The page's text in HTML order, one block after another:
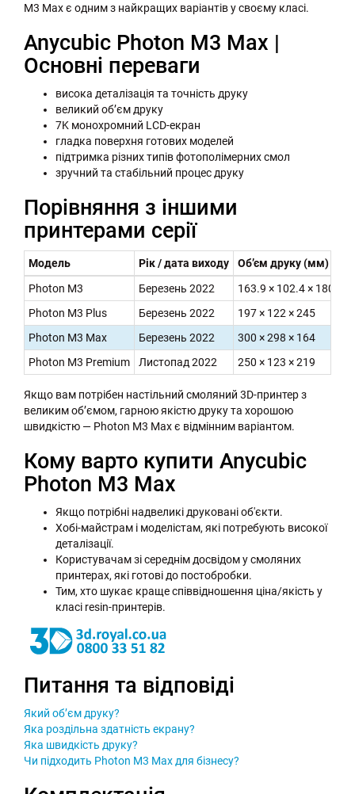
M3 Max є одним з найкращих варіантів у своєму класі.
Anycubic Photon M3 Max |
Основні переваги
висока деталізація та точність друку
великий об’єм друку
7K монохромний LCD-екран
гладка поверхня готових моделей
підтримка різних типів фотополімерних смол
зручний та стабільний процес друку
Порівняння з іншими
принтерами серії
Модель Рік / дата виходу Об’єм друку (мм)
Photon M3
Березень 2022 163.9 × 102.4 × 180
Photon M3 Plus
Березень 2022 197 × 122 × 245
Photon M3 Max
Березень 2022 300 × 298 × 164
Photon M3 Premium
Листопад 2022 250 × 123 × 219
Якщо вам потрібен настільний смоляний 3D-принтер з
великим об’ємом, гарною якістю друку та хорошою
швидкістю — Photon M3 Max є відмінним варіантом.
Кому варто купити Anycubic
Photon M3 Max
Якщо потрібні надвеликі друковані об'єкти.
Хобі-майстрам і моделістам, які потребують високої
деталізації.
Користувачам зі середнім досвідом у смоляних
принтерах, які готові до постобробки.
Тим, хто шукає краще співвідношення ціна/якість у
класі resin-принтерів.
Питання та відповіді
Який об’єм друку?
Яка роздільна здатність екрану?
Яка швидкість друку?
Чи підходить Photon M3 Max для бізнесу?